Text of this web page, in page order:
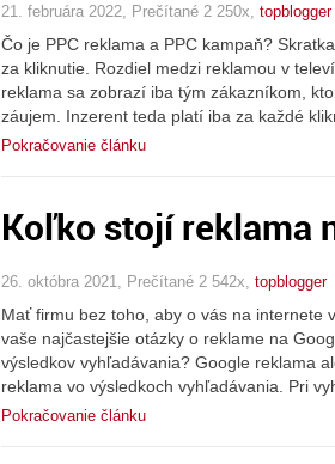
21. februára 2022, Prečítané 2 250x, topblogger
Čo je PPC reklama a PPC kampaň?
za kliknutie. Rozdiel medzi reklamou v
reklama sa zobrazí iba tým zákazníkom,
záujem. Inzerent teda platí iba za každé
Pokračovanie článku
Koľko stojí reklama
26. októbra 2021, Prečítané 2 542x, topblogger
Mať firmu bez toho, aby o vás na internete
vaše najčastejšie otázky o reklame na
výsledkov vyhľadávania? Google reklama
reklama vo výsledkoch vyhľadávania. Pri
Pokračovanie článku